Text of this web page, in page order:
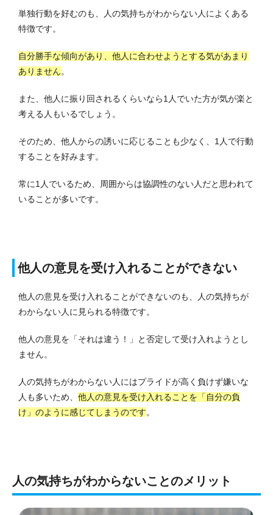
単独行動を好むのも、人の気持ちがわからない人によくある
特徴です。
自分勝手な傾向があり、他人に合わせようとする気があまり
ありません。
また、他人に振り回されるくらいなら1人でいた方が気が楽と
考える人もいるでしょう。
そのため、他人からの誘いに応じることも少なく、1人で行動
することを好みます。
常に1人でいるため、周囲からは協調性のない人だと思われて
いることが多いです。
他人の意見を受け入れることができない
他人の意見を受け入れることができないのも、人の気持ちが
わからない人に見られる特徴です。
他人の意見を「それは違う！」と否定して受け入れようとし
ません。
人の気持ちがわからない人にはプライドが高く負けず嫌いな
人も多いため、 他人の意見を受け入れることを「自分の負
け」のように感じてしまうのです。
人の気持ちがわからないことのメリット